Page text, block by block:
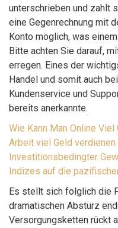
unterschrieben und zahlt
eine Gegenrechnung mit
Konto möglich, was
Bitte achten Sie darauf,
erregen. Eines der
Handel und somit auch
Kundenservice und
bereits anerkannte.
Wie Kann Man Online
Arbeit viel Geld verdienen
Investitionsbedingter
Indizes auf die
Es stellt sich folglich die
dramatischen Absturz
Versorgungsketten rückt